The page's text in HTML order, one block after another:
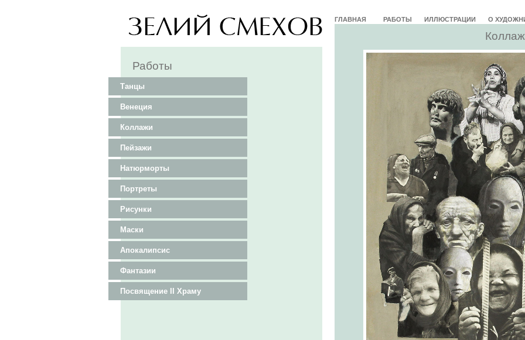
ГЛАВНАЯ РАБОТЫ ИЛЛЮСТРАЦИИ О
Работы
Танцы
Венеция
Коллажи
Пейзажи
Натюрморты
Портреты
Рисунки
Маски
Апокалипсис
Фантазии
Посвящение II Храму